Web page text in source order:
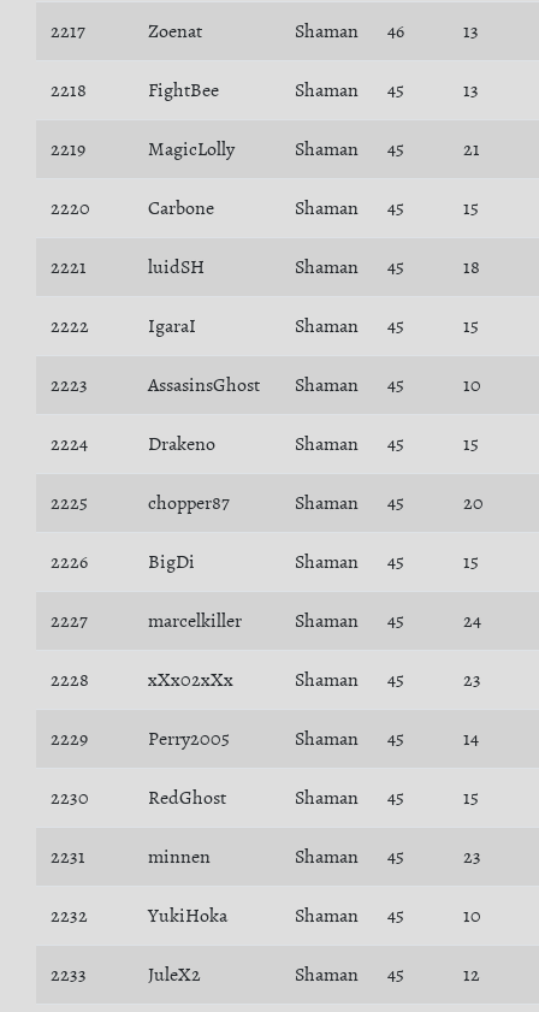
2217 Zoenat Shaman 46 13
2218 FightBee Shaman 45 13
2219 MagicLolly Shaman 45 21
2220 Carbone Shaman 45 15
2221 luidSH Shaman 45 18
2222 IgaraI Shaman 45 15
2223 AssasinsGhost Shaman 45 10
2224 Drakeno Shaman 45 15
2225 chopper87 Shaman 45 20
2226 BigDi Shaman 45 15
2227 marcelkiller Shaman 45 24
2228 xXx02xXx Shaman 45 23
2229 Perry2005 Shaman 45 14
2230 RedGhost Shaman 45 15
2231 minnen Shaman 45 23
2232 YukiHoka Shaman 45 10
2233 JuleX2 Shaman 45 12